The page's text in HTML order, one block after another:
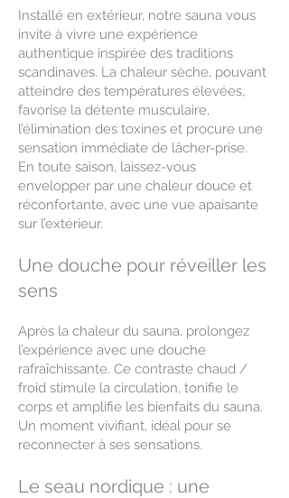
Installé en extérieur, notre sauna vous
invite à vivre une expérience
authentique inspirée des traditions
scandinaves. La chaleur sèche, pouvant
atteindre des températures élevées,
favorise la détente musculaire,
l’élimination des toxines et procure une
sensation immédiate de lâcher-prise.
En toute saison, laissez-vous
envelopper par une chaleur douce et
réconfortante, avec une vue apaisante
sur l’extérieur.
Une douche pour réveiller les
sens
Après la chaleur du sauna, prolongez
l’expérience avec une douche
rafraîchissante. Ce contraste chaud /
froid stimule la circulation, tonifie le
corps et amplifie les bienfaits du sauna.
Un moment vivifiant, idéal pour se
reconnecter à ses sensations.
Le seau nordique : une